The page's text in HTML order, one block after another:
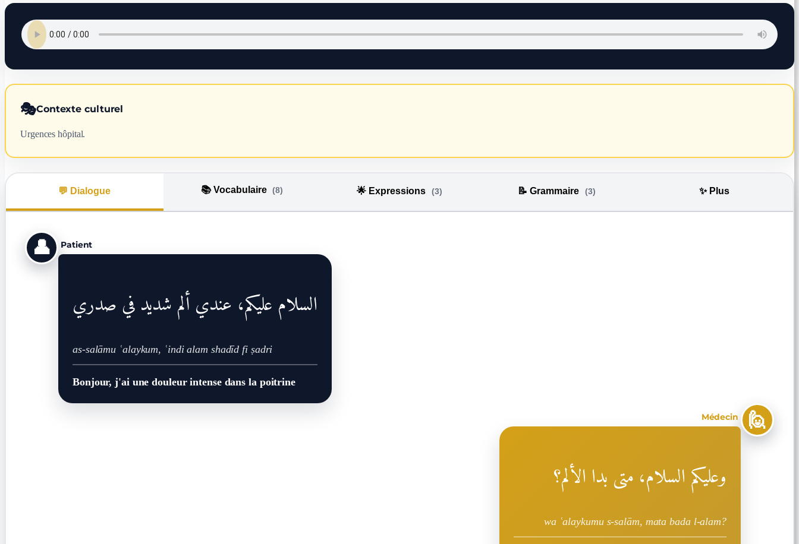
🎭Contexte culturel
Urgences hôpital.
💬 Dialogue 📚 Vocabulaire (8) 🌟 Expressions (3) 📝 Grammaire (3) ✨ Plus
👤 Patient
السلام عليكم، عندي ألم شديد في صدري
as-salāmu ʿalaykum, ʿindi alam shadīd fi ṣadri
Bonjour, j'ai une douleur intense dans la poitrine
🙋
Médecin
وعليكم السلام، متى بدا الألم؟
wa ʿalaykumu s-salām, mata bada l-alam?